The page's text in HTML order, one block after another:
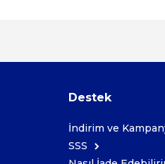
Destek
İndirim ve
SSS